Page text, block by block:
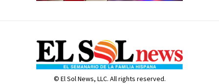
© El Sol News, LLC. All rights reserved.